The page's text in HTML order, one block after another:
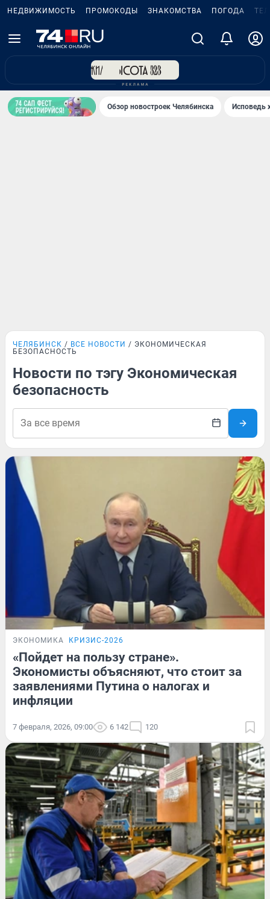
НЕДВИЖИМОСТЬ ПРОМОКОДЫ ЗНАКОМСТВА ПОГОДА
Обзор новостроек Челябинска Исповедь
ЧЕЛЯБИНСК ВСЕ НОВОСТИ
ЭКОНОМИЧЕСКАЯ
БЕЗОПАСНОСТЬ
Новости по тэгу Экономическая
безопасность
ЭКОНОМИКА КРИЗИС-2026
«Пойдет на пользу стране».
Экономисты объясняют, что стоит за
заявлениями Путина о налогах и
инфляции
7 февраля, 2026, 09:00 6 142 120